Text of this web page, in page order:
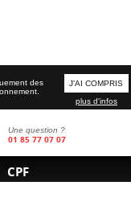
Une question ?
01 85 77 07 07
CPF
des
J'AI COMPRIS
plus d'infos